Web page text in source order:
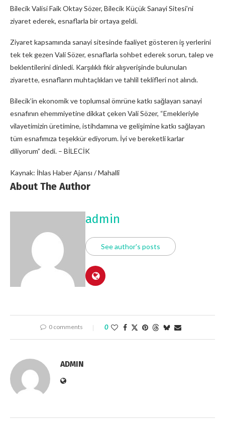
Bilecik Valisi Faik Oktay Sözer, Bilecik Küçük Sanayi Sitesi’ni
ziyaret ederek, esnaflarla bir ortaya geldi.
Ziyaret kapsamında sanayi sitesinde faaliyet gösteren iş yerlerini
tek tek gezen Vali Sözer, esnaflarla sohbet ederek sorun, talep ve
beklentilerini dinledi. Karşılıklı fikir alışverişinde bulunulan
ziyarette, esnafların muhtaçlıkları ve tahlil teklifleri not alındı.
Bilecik’in ekonomik ve toplumsal ömrüne katkı sağlayan sanayi
esnafının ehemmiyetine dikkat çeken Vali Sözer, “Emekleriyle
vilayetimizin üretimine, istihdamına ve gelişimine katkı sağlayan
tüm esnafımıza teşekkür ediyorum. İyi ve bereketli karlar
diliyorum” dedi. – BİLECİK
Kaynak: İhlas Haber Ajansı / Mahallî
About The Author
admin
See author's posts
0 comments 0
ADMIN